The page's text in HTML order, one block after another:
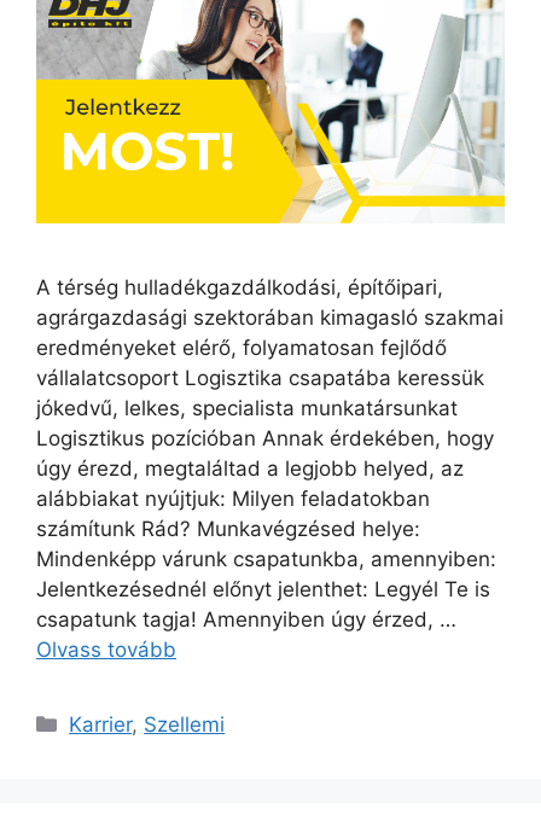
A térség hulladékgazdálkodási, építőipari,
agrárgazdasági szektorában kimagasló szakmai
eredményeket elérő, folyamatosan fejlődő
vállalatcsoport Logisztika csapatába keressük
jókedvű, lelkes, specialista munkatársunkat
Logisztikus pozícióban Annak érdekében, hogy
úgy érezd, megtaláltad a legjobb helyed, az
alábbiakat nyújtjuk: Milyen feladatokban
számítunk Rád? Munkavégzésed helye:
Mindenképp várunk csapatunkba, amennyiben:
Jelentkezésednél előnyt jelenthet: Legyél Te is
csapatunk tagja! Amennyiben úgy érzed, …
Olvass tovább
Karrier, Szellemi